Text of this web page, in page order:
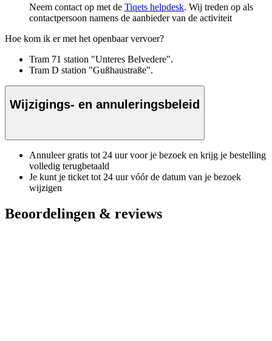
Neem contact op met de Tiqets helpdesk. Wij treden op als
contactpersoon namens de aanbieder van de activiteit
Hoe kom ik er met het openbaar vervoer?
Tram 71 station "Unteres Belvedere".
Tram D station "Gußhaustraße".
Wijzigings- en annuleringsbeleid
Annuleer gratis tot 24 uur voor je bezoek en krijg je bestelling
volledig terugbetaald
Je kunt je ticket tot 24 uur vóór de datum van je bezoek
wijzigen
Beoordelingen & reviews